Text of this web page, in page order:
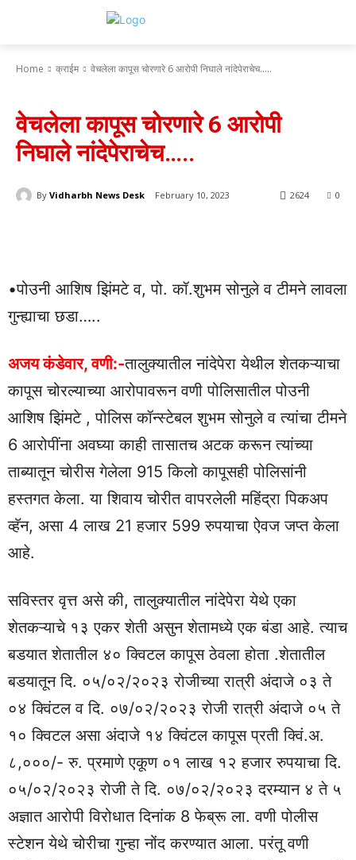
Home क्राईम वेचलेला कापूस चोरणारे 6 आरोपी निघाले नांदेपेराचेच.....
वेचलेला कापूस चोरणारे 6 आरोपी
निघाले नांदेपेराचेच…..
By Vidharbh News Desk February 10, 2023 0
2624
•पोउनी आशिष झिंमटे व, पो. कॉ.शुभम सोनुले व टीमने लावला
गुन्ह्याचा छडा…..
अजय कंडेवार, वणी:-तालुक्यातील नांदेपेरा येथील शेतकऱ्याचा
कापूस चोरल्याच्या आरोपावरून वणी पोलिसातील पोउनी
आशिष झिंमटे , पोलिस कॉन्स्टेबल शुभम सोनुले व त्यांचा टीमने
6 आरोपींना अवघ्या काही तासातच अटक करून त्यांच्या
ताब्यातून चोरीस गेलेला 915 किलो कापूसही पोलिसांनी
हस्तगत केला. या शिवाय चोरीत वापरलेली महिंद्रा पिकअप
व्हॅन, असा 4 लाख 21 हजार 599 रुपयाचा ऐवज जप्त केला
आहे.
सविस्तर वृत्त असे की, तालुक्यातील नांदेपेरा येथे एका
शेतकऱ्याचे १३ एकर शेती असुन शेतामध्ये एक बंडा आहे. त्याच
बडयात शेतातील ४० क्विटल कापूस ठेवला होता .शेतातील
बडयातून दि. ०५/०२/२०२३ रोजीच्या रात्री अंदाजे ०३ ते
०४ क्विंटल व दि. ०७/०२/२०२३ रोजी रात्री अंदाजे ०५ ते
१० क्विटल असा अंदाजे १४ क्विंटल कापूस प्रती क्विं.अ.
८,०००/- रु. प्रमाणे एकूण ०१ लाख १२ हजार रुपयाचा दि.
०५/०२/२०२३ रोजी ते दि. ०७/०२/२०२३ दरम्यान ४ ते ५
अज्ञात आरोपी विरोधात दिनांक 8 फेब्रू ला. वणी पोलीस
स्टेशन येथे चोरीचा गुन्हा नोंद करण्यात आला. परंतू वणी